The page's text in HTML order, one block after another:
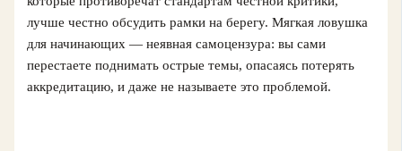
лучше честно обсудить рамки на берегу. Мягкая ловушка
для начинающих — неявная самоцензура: вы сами
перестаете поднимать острые темы, опасаясь потерять
аккредитацию, и даже не называете это проблемой.